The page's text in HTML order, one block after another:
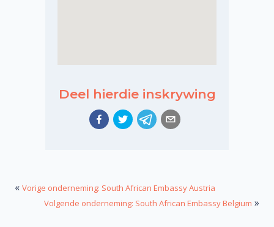
Deel hierdie inskrywing
« Vorige onderneming: South African Embassy Austria
Volgende onderneming: South African Embassy Belgium »